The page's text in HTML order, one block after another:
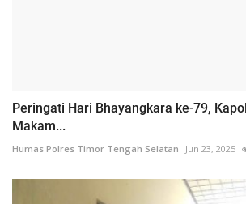
Peringati Hari Bhayangkara ke-79,
Makam...
Humas Polres Timor Tengah Selatan Jun 23, 2025